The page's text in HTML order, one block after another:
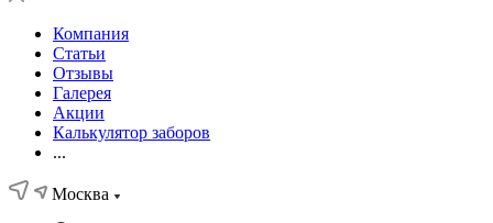
Компания
Статьи
Отзывы
Галерея
Акции
Калькулятор заборов
...
Москва